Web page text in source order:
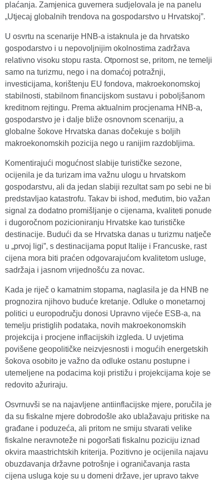
plaćanja. Zamjenica guvernera sudjelovala je na panelu
„Utjecaj globalnih trendova na gospodarstvo u Hrvatskoj”.
U osvrtu na scenarije HNB-a istaknula je da hrvatsko
gospodarstvo i u nepovoljnijim okolnostima zadržava
relativno visoku stopu rasta. Otpornost se, pritom, ne temelji
samo na turizmu, nego i na domaćoj potražnji,
investicijama, korištenju EU fondova, makroekonomskoj
stabilnosti, stabilnom financijskom sustavu i poboljšanom
kreditnom rejtingu. Prema aktualnim procjenama HNB-a,
gospodarstvo je i dalje bliže osnovnom scenariju, a
globalne šokove Hrvatska danas dočekuje s boljih
makroekonomskih pozicija nego u ranijim razdobljima.
Komentirajući mogućnost slabije turističke sezone,
ocijenila je da turizam ima važnu ulogu u hrvatskom
gospodarstvu, ali da jedan slabiji rezultat sam po sebi ne bi
predstavljao katastrofu. Takav bi ishod, međutim, bio važan
signal za dodatno promišljanje o cijenama, kvaliteti ponude
i dugoročnom pozicioniranju Hrvatske kao turističke
destinacije. Budući da se Hrvatska danas u turizmu natječe
u „prvoj ligi”, s destinacijama poput Italije i Francuske, rast
cijena mora biti praćen odgovarajućom kvalitetom usluge,
sadržaja i jasnom vrijednošću za novac.
Kada je riječ o kamatnim stopama, naglasila je da HNB ne
prognozira njihovo buduće kretanje. Odluke o monetarnoj
politici u europodručju donosi Upravno vijeće ESB-a, na
temelju pristiglih podataka, novih makroekonomskih
projekcija i procjene inflacijskih izgleda. U uvjetima
povišene geopolitičke neizvjesnosti i mogućih energetskih
šokova osobito je važno da odluke ostanu postupne i
utemeljene na podacima koji pristižu i projekcijama koje se
redovito ažuriraju.
Osvrnuvši se na najavljene antiinflacijske mjere, poručila je
da su fiskalne mjere dobrodošle ako ublažavaju pritiske na
građane i poduzeća, ali pritom ne smiju stvarati velike
fiskalne neravnoteže ni pogoršati fiskalnu poziciju iznad
okvira maastrichtskih kriterija. Pozitivno je ocijenila najavu
obuzdavanja državne potrošnje i ograničavanja rasta
cijena usluga koje su u domeni države, jer upravo takve